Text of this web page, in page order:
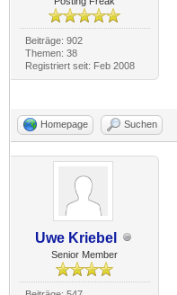
Beiträge: 902
Themen: 38
Registriert seit: Feb 2008
Homepage Suchen
Uwe Kriebel
Senior Member